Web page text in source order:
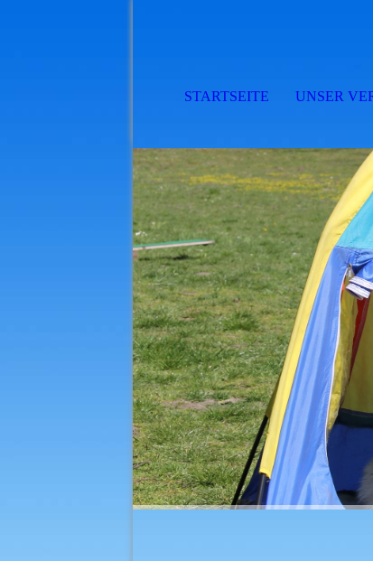
STARTSEITE UNSER